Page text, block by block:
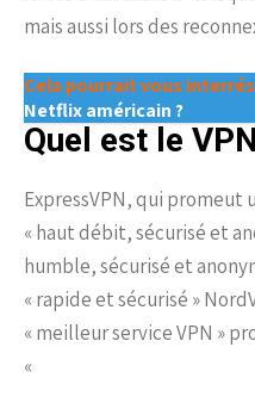
mais aussi lors des
Cela pourrait vous
Netflix américain ?
Quel est le
ExpressVPN, qui promeut
« haut débit, sécurisé et
humble, sécurisé et
« rapide et sécurisé »
« meilleur service VPN »
«